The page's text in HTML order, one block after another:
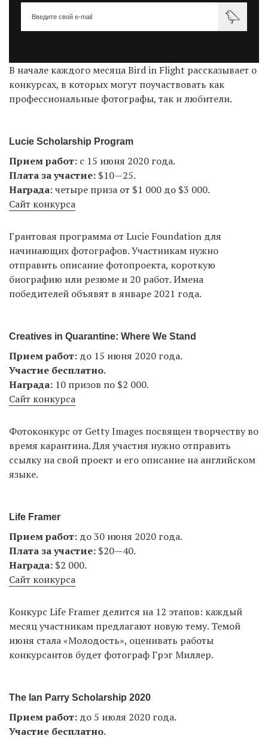
В начале каждого месяца Bird in Flight рассказывает о
конкурсах, в которых могут поучаствовать как
профессиональные фотографы, так и любители.
Lucie Scholarship Program
Прием работ: с 15 июня 2020 года.
Плата за участие: $10—25.
Награда: четыре приза от $1 000 до $3 000.
Сайт конкурса
Грантовая программа от Lucie Foundation для
начинающих фотографов. Участникам нужно
отправить описание фотопроекта, короткую
биографию или резюме и 20 работ. Имена
победителей объявят в январе 2021 года.
Creatives in Quarantine: Where We Stand
Прием работ: до 15 июня 2020 года.
Участие бесплатно.
Награда: 10 призов по $2 000.
Сайт конкурса
Фотоконкурс от Getty Images посвящен творчеству во
время карантина. Для участия нужно отправить
ссылку на свой проект и его описание на английском
языке.
Life Framer
Прием работ: до 30 июня 2020 года.
Плата за участие: $20—40.
Награда: $2 000.
Сайт конкурса
Конкурс Life Framer делится на 12 этапов: каждый
месяц участникам предлагают новую тему. Темой
июня стала «Молодость», оценивать работы
конкурсантов будет фотограф Грэг Миллер.
The Ian Parry Scholarship 2020
Прием работ: до 5 июля 2020 года.
Участие бесплатно.